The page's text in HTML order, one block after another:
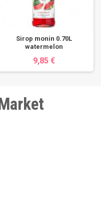
Sirop monin 0.70L
watermelon
9,85 €